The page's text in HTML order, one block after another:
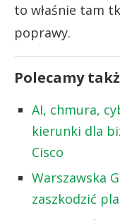
to właśnie tam
poprawy.
Polecamy
AI, chmura,
kierunki dla
Cisco
Warszawska
zaszkodzić